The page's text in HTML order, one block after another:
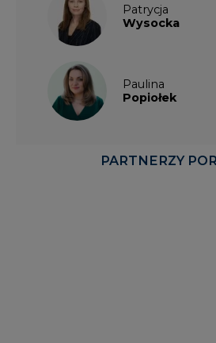
Patrycja
Wysocka
Paulina
Popiołek
PARTNERZY